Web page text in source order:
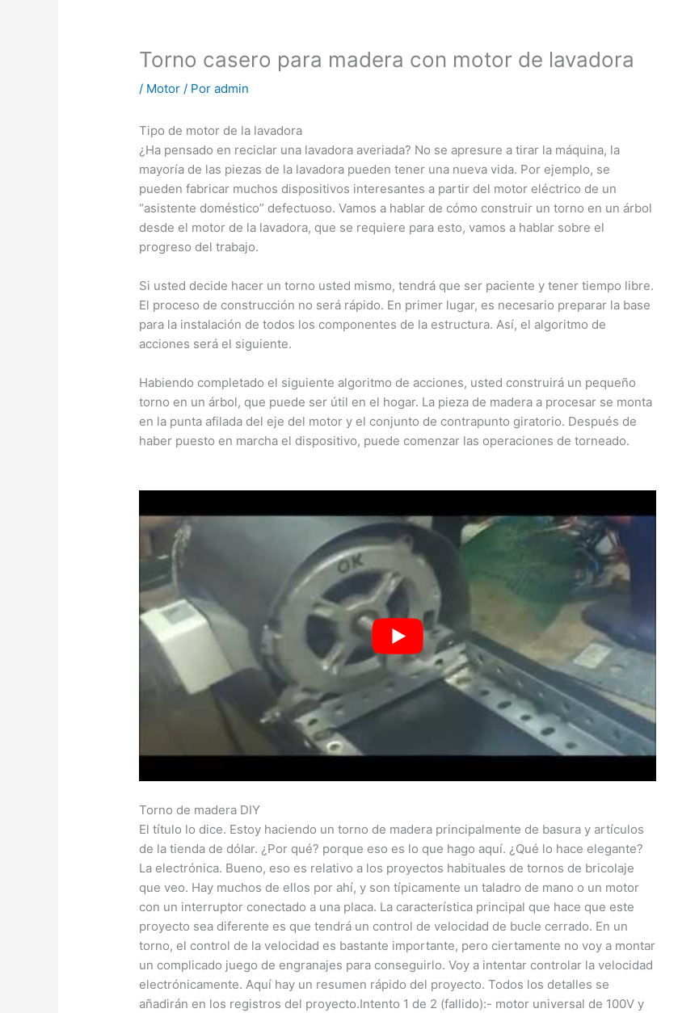
Torno casero para madera con motor de lavadora
/ Motor / Poradmin
Tipo de motor de la lavadora
¿Ha pensado en reciclar una lavadora averiada? No se apresure a tirar la máquina, la
mayoría de las piezas de la lavadora pueden tener una nueva vida. Por ejemplo, se
pueden fabricar muchos dispositivos interesantes a partir del motor eléctrico de un
“asistente doméstico” defectuoso. Vamos a hablar de cómo construir un torno en un árbol
desde el motor de la lavadora, que se requiere para esto, vamos a hablar sobre el
progreso del trabajo.
Si usted decide hacer un torno usted mismo, tendrá que ser paciente y tener tiempo libre.
El proceso de construcción no será rápido. En primer lugar, es necesario preparar la base
para la instalación de todos los componentes de la estructura. Así, el algoritmo de
acciones será el siguiente.
Habiendo completado el siguiente algoritmo de acciones, usted construirá un pequeño
torno en un árbol, que puede ser útil en el hogar. La pieza de madera a procesar se monta
en la punta afilada del eje del motor y el conjunto de contrapunto giratorio. Después de
haber puesto en marcha el dispositivo, puede comenzar las operaciones de torneado.
Torno de madera DIY
El título lo dice. Estoy haciendo un torno de madera principalmente de basura y artículos
de la tienda de dólar. ¿Por qué? porque eso es lo que hago aquí. ¿Qué lo hace elegante?
La electrónica. Bueno, eso es relativo a los proyectos habituales de tornos de bricolaje
que veo. Hay muchos de ellos por ahí, y son típicamente un taladro de mano o un motor
con un interruptor conectado a una placa. La característica principal que hace que este
proyecto sea diferente es que tendrá un control de velocidad de bucle cerrado. En un
torno, el control de la velocidad es bastante importante, pero ciertamente no voy a montar
un complicado juego de engranajes para conseguirlo. Voy a intentar controlar la velocidad
electrónicamente. Aquí hay un resumen rápido del proyecto. Todos los detalles se
añadirán en los registros del proyecto.Intento 1 de 2 (fallido):- motor universal de 100V y